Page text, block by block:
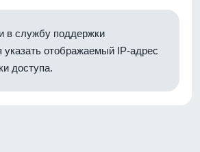
в службу поддержки
указать отображаемый IP-адрес
доступа.